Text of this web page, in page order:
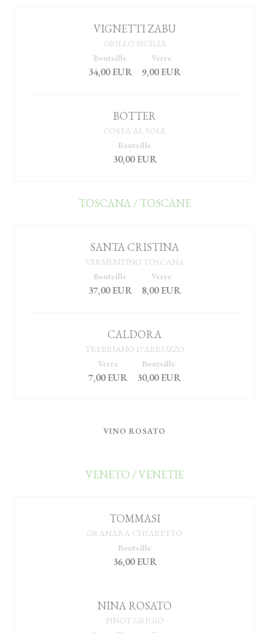
VIGNETTI ZABU
GRILLO SICILIA
34,00 EUR
Bouteille
9,00 EUR
Verre
BOTTER
COSTA AL SOLE
30,00 EUR
Bouteille
TOSCANA / TOSCANE
SANTA CRISTINA
VERMENTINO TOSCANA
37,00 EUR
Bouteille
8,00 EUR
Verre
CALDORA
TREBBIANO D'ABRUZZO
7,00 EUR
Verre
30,00 EUR
Bouteille
VINO ROSATO
VENETO / VENETIE
TOMMASI
GRANARA CHIARETTO
36,00 EUR
Bouteille
NINA ROSATO
PINOT GRIGIO